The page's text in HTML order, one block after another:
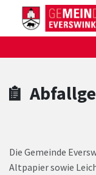
Zum
Zum
Zum
Zum Hauptinhalt
Die Gemeinde
Altpapier sowie